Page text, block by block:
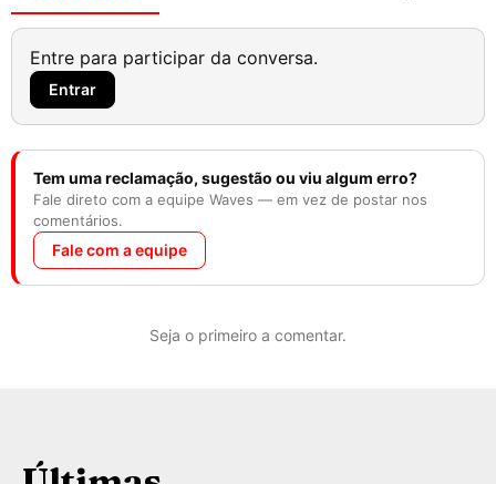
Entre para participar da conversa.
Entrar
Tem uma reclamação, sugestão ou viu algum erro?
Fale direto com a equipe Waves — em vez de postar nos
comentários.
Fale com a equipe
Seja o primeiro a comentar.